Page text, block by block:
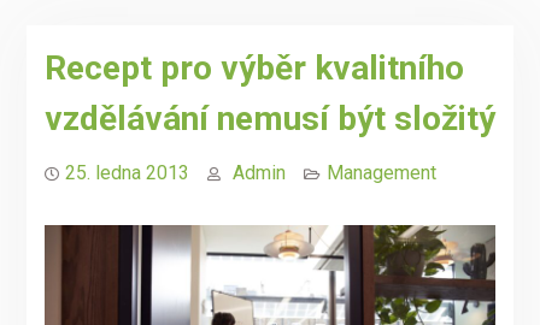
Recept pro výběr kvalitního
vzdělávání nemusí být složitý
25. ledna 2013 Admin Management